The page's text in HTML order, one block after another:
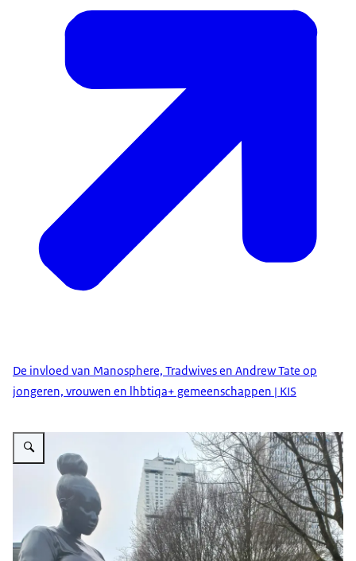
De invloed van Manosphere, Tradwives en Andrew Tate op
jongeren, vrouwen en lhbtiqa+ gemeenschappen | KIS
Vergroot afbeelding Afbeelding Gloria Wekker